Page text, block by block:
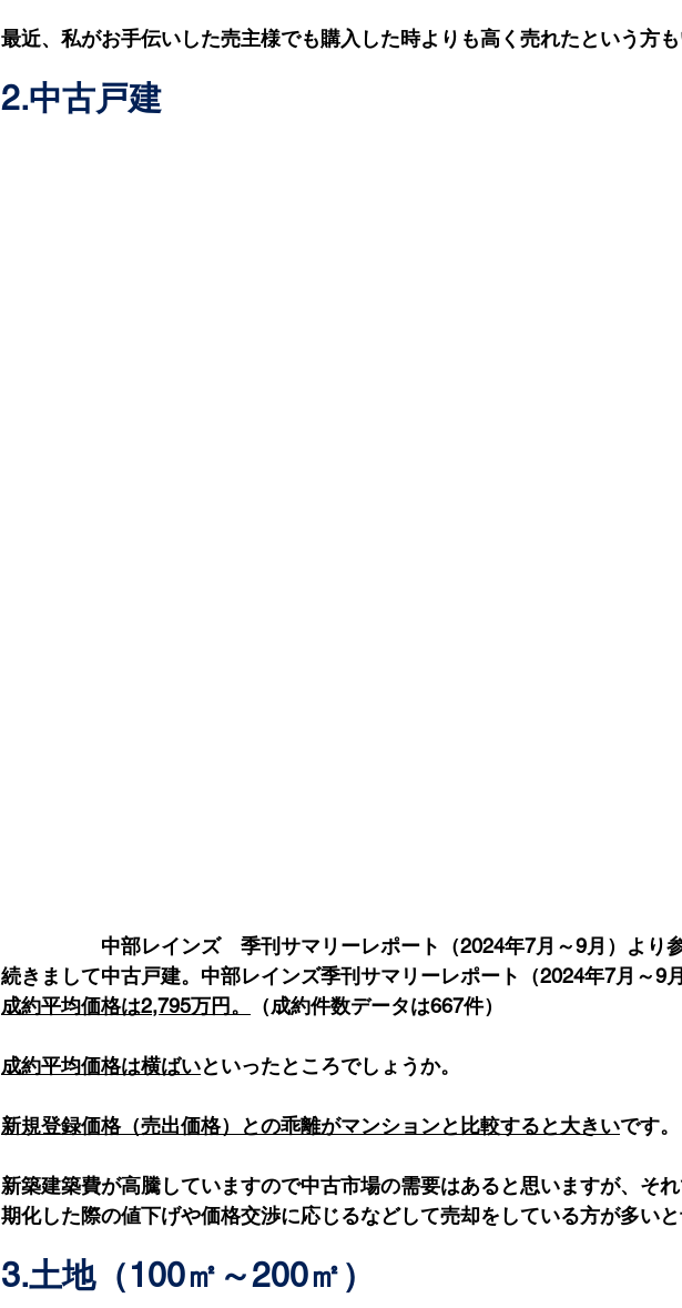
最近、私がお手伝いした売主様でも購入した時よりも高く売れたという方
2.中古戸建
中部レインズ　季刊サマリーレポート（2024年7月～9月）より
続きまして中古戸建。中部レインズ季刊サマリーレポート（2024年7月～9
成約平均価格は2,795万円。
（成約件数データは667件）
成約平均価格は横ばいといったところでしょうか。
新規登録価格（売出価格）との乖離がマンションと比較すると大きいです。
新築建築費が高騰していますので中古市場の需要はあると思いますが、そ
期化した際の値下げや価格交渉に応じるなどして売却をしている方が多い
3.土地（100㎡～200㎡）